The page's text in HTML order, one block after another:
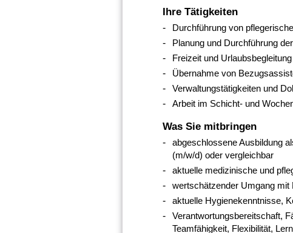
Ihre Tätigkeiten
Durchführung von
Planung und Durchführung
Freizeit und Urlaubsbegleitung
Übernahme von
Verwaltungstätigkeiten und
Arbeit im Schicht- und
Was Sie mitbringen
abgeschlossene Ausbildung
(m/w/d) oder vergleichbar
aktuelle medizinische und
wertschätzender Umgang mit
aktuelle Hygienekenntnisse,
Verantwortungsbereitschaft,
Teamfähigkeit, Flexibilität,